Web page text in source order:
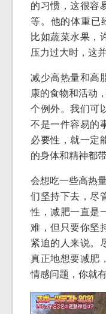
的习惯，这很容
等。他的体重已
比如蔬菜水果，
压力过大时，这
减少高热量和高
康的食物和活动
个例外。我们可
不是一件容易的
必要性，就一定
的身体和精神都
会想吃一些高热
们坚持下去，尽
性，减肥一直是
难，但只要你坚
紧迫的人来说。
真正地想要减肥
情感问题，你就